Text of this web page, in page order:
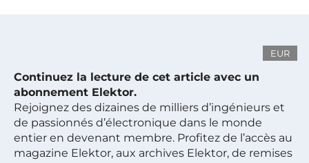
EUR
Continuez la lecture de cet article avec un
abonnement Elektor.
Rejoignez des dizaines de milliers d’ingénieurs et
de passionnés d’électronique dans le monde
entier en devenant membre. Profitez de l’accès au
magazine Elektor, aux archives Elektor, de remises